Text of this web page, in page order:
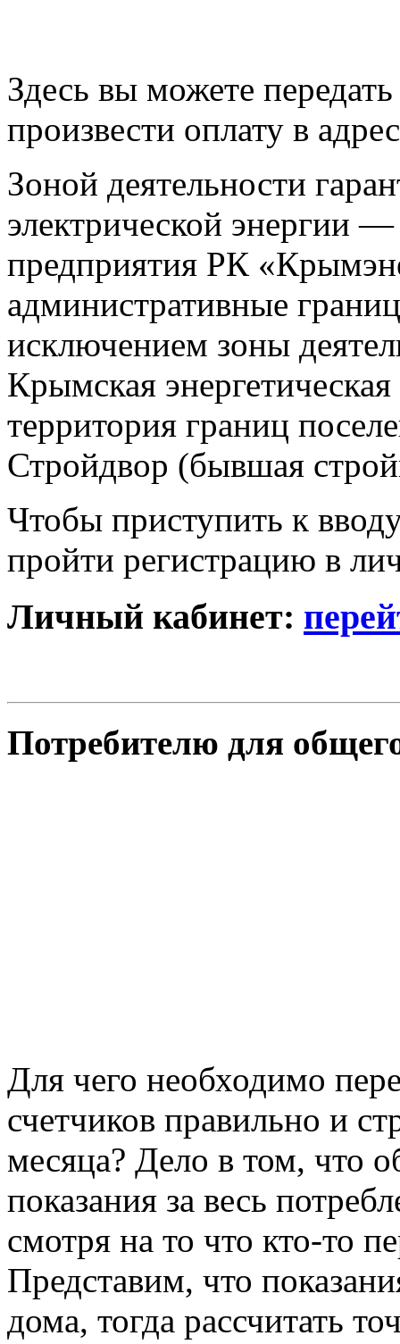
Здесь вы можете
произвести оплату в
Зоной деятельности
электрической энергии
предприятия РК
административные
исключением зоны
Крымская
территория границ
Стройдвор (бывшая
Чтобы приступить к
пройти регистрацию в
Личный кабинет:
Потребителю для
Для чего необходимо
счетчиков правильно и
месяца? Дело в том, что
показания за весь
смотря на то что кто-то
Представим, что
дома, тогда рассчитать